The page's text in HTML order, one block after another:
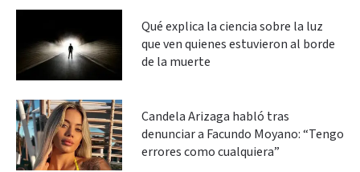
Qué explica la ciencia sobre la luz
que ven quienes estuvieron al borde
de la muerte
Candela Arizaga habló tras
denunciar a Facundo Moyano: “Tengo
errores como cualquiera”